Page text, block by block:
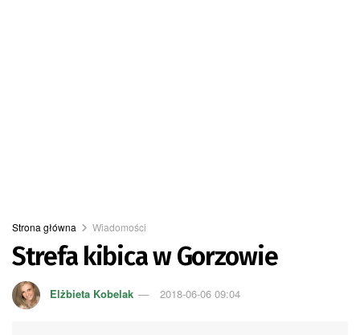
Strona główna Wiadomości
Strefa kibica w Gorzowie
Elżbieta Kobelak 2018-06-06 09:04